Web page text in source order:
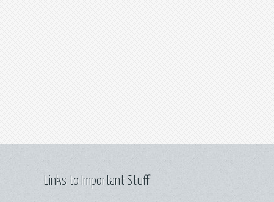
Links to Important Stuff